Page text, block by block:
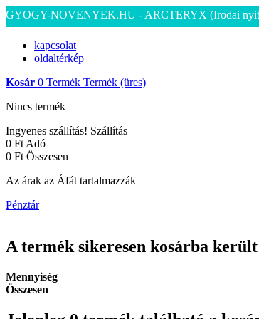
GYOGY-NOVENYEK.HU - ARCTERYX (Irodai
kapcsolat
oldaltérkép
Kosár 0 Termék Termék (üres)
Nincs termék
Ingyenes szállítás! Szállítás
0 Ft‎ Adó
0 Ft‎ Összesen
Az árak az Áfát tartalmazzák
Pénztár
A termék sikeresen kosárba került
Mennyiség
Összesen